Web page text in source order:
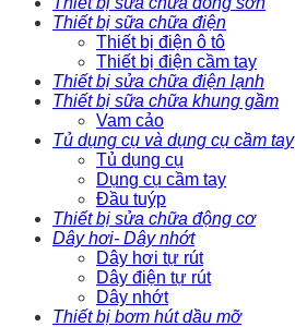
Thiết bị sữa chữa điện
Thiết bị điện ô tô
Thiết bị điện cầm tay
Thiết bị sửa chữa điện lạnh
Thiết bị sữa chữa khung gầm
Vam cảo
Tủ dụng cụ và dụng cụ cầm tay
Tủ dụng cụ
Dụng cụ cầm tay
Đầu tuýp
Thiết bị sửa chữa động cơ
Dây hơi- Dây nhớt
Dây hơi tự rút
Dây điện tự rút
Dây nhớt
Thiết bị bơm hút dầu mỡ